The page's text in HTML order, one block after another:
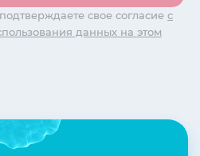
свое согласие с
данных на этом